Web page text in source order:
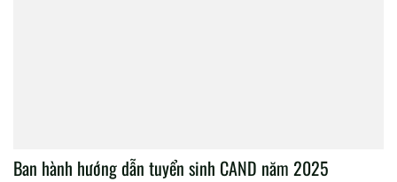
Ban hành hướng dẫn tuyển sinh CAND năm 2025